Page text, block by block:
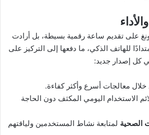
على تقديم ساعة رقمية بسيطة، بل أرادت
للهاتف الذكي، ما دفعها إلى التركيز على
كل إصدار جديد:
معالجات أسرع وأكثر كفاءة.
الاستخدام اليومي المكثف دون الحاجة
الصحية لمتابعة نشاط المستخدمين ولياقتهم